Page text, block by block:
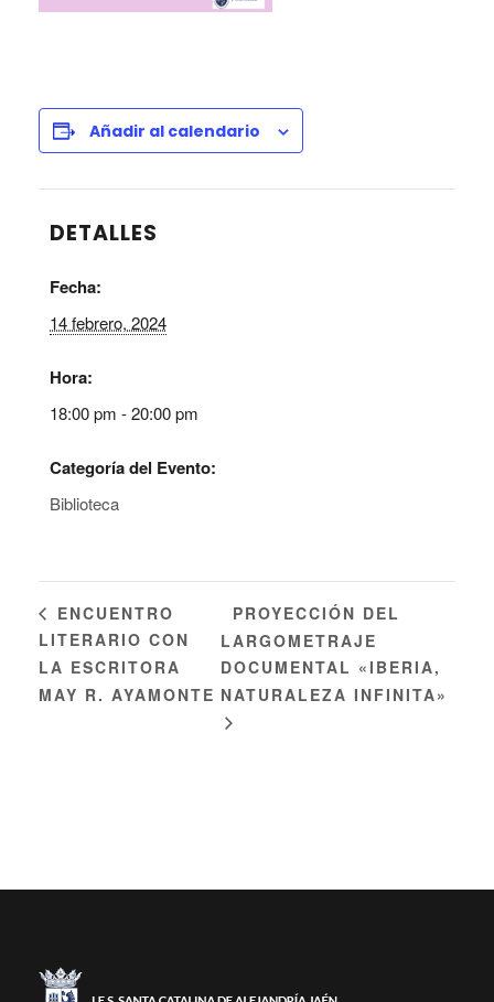
Añadir al calendario
DETALLES
Fecha:
14 febrero, 2024
Hora:
18:00 pm - 20:00 pm
Categoría del Evento:
Biblioteca
ENCUENTRO
LITERARIO CON
LA ESCRITORA
MAY R. AYAMONTE
PROYECCIÓN DEL
LARGOMETRAJE
DOCUMENTAL «IBERIA,
NATURALEZA INFINITA»